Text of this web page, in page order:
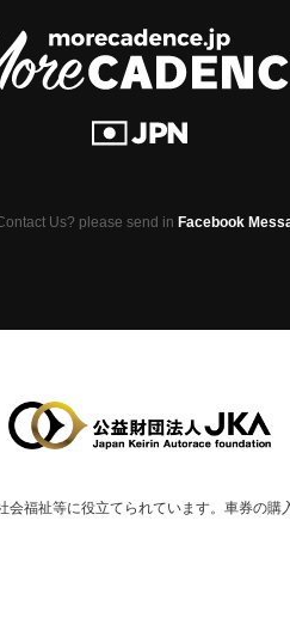
Us? please send in Facebook
会福祉等に役⽴てられています。 車券の購